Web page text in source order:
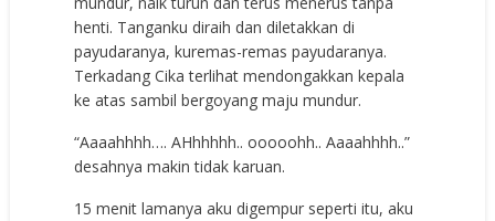
henti. Tanganku diraih dan diletakkan di
payudaranya, kuremas-remas payudaranya.
Terkadang Cika terlihat mendongakkan kepala
ke atas sambil bergoyang maju mundur.
“Aaaahhhh…. AHhhhhh.. ooooohh.. Aaaahhhh..”
desahnya makin tidak karuan.
15 menit lamanya aku digempur seperti itu, aku